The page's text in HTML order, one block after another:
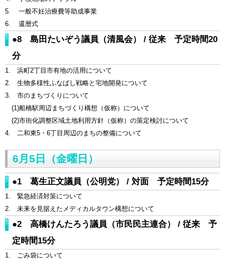
5. 一般不妊治療費等助成事業
6. 還暦式
●8 島田たいぞう議員（清風会） / 従来 予定時間20
分
1. 浜町2丁目市有地の活用について
2. 生物多様性ふなばし戦略と宅地開発について
3. 市のまちづくりについて
(1)船橋駅周辺まちづくり構想（仮称）について
(2)市街化調整区域土地利用方針（仮称）の策定検討について
4. 二和東5・6丁目周辺のまちの整備について
6月5日（金曜日）
●1 葛生正文議員（公明党） / 対面 予定時間15分
1. 緊急経済対策について
2. 未来を見据えたメディカルタウン構想について
●2 高橋けんたろう議員（市民民主連合） / 従来 予
定時間15分
1. ごみ袋について